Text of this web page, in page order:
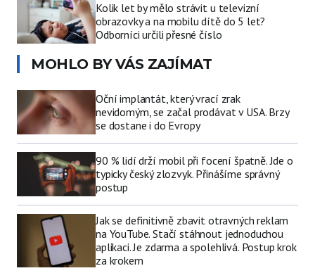
Kolik let by mělo strávit u televizní
obrazovky a na mobilu dítě do 5 let?
Odborníci určili přesné číslo
MOHLO BY VÁS ZAJÍMAT
Oční implantát, který vrací zrak
nevidomým, se začal prodávat v USA. Brzy
se dostane i do Evropy
90 % lidí drží mobil při focení špatně. Jde o
typicky český zlozvyk. Přinášíme správný
postup
Jak se definitivně zbavit otravných reklam
na YouTube. Stačí stáhnout jednoduchou
aplikaci. Je zdarma a spolehlivá. Postup krok
za krokem